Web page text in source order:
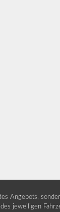
Angebots,
jeweiligen